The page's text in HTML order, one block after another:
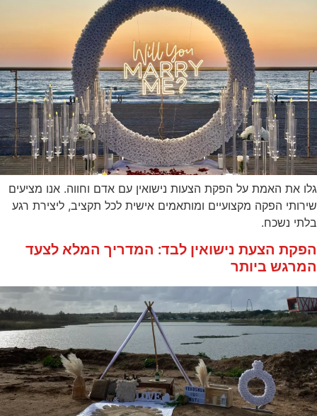
גלו את האמת על הפקת הצעות נישואין עם אדם וחווה. אנו מציעים
שירותי הפקה מקצועיים ומותאמים אישית לכל תקציב, ליצירת רגע
בלתי נשכח.
הפקת הצעת נישואין לבד: המדריך המלא לצעד
המרגש ביותר